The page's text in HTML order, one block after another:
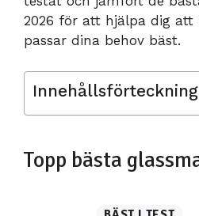
2026 för att hjälpa dig att
passar dina behov bäst.
Innehållsförteckning
Topp bästa